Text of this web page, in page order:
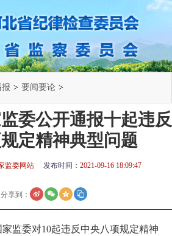
报 > 要闻要论 >
委公开通报十起违反
定精神典型问题
监委网站 发布时间： 2021-09-16 18:09:47
分享到：
监委对10起违反中央八项规定精神